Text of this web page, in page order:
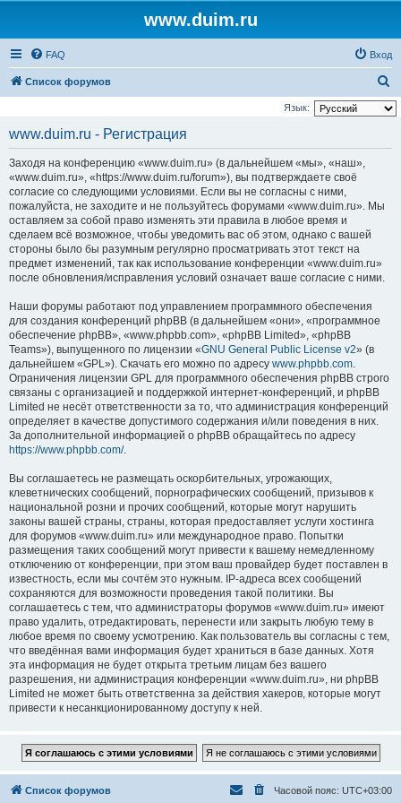
www.duim.ru
FAQ Вход
Список форумов
о
Язык:
www.duim.ru - Регистрация
Заходя на конференцию «www.duim.ru» (в дальнейшем «мы», «наш»,
«www.duim.ru», «https://www.duim.ru/forum»), вы подтверждаете своё
согласие со следующими условиями. Если вы не согласны с ними,
пожалуйста, не заходите и не пользуйтесь форумами «www.duim.ru». Мы
оставляем за собой право изменять эти правила в любое время и
сделаем всё возможное, чтобы уведомить вас об этом, однако с вашей
стороны было бы разумным регулярно просматривать этот текст на
предмет изменений, так как использование конференции «www.duim.ru»
после обновления/исправления условий означает ваше согласие с ними.
Наши форумы работают под управлением программного обеспечения
для создания конференций phpBB (в дальнейшем «они», «программное
обеспечение phpBB», «www.phpbb.com», «phpBB Limited», «phpBB
Teams»), выпущенного по лицензии «GNU General Public License v2» (в
дальнейшем «GPL»). Скачать его можно по адресу www.phpbb.com.
Ограничения лицензии GPL для программного обеспечения phpBB строго
связаны с организацией и поддержкой интернет-конференций, и phpBB
Limited не несёт ответственности за то, что администрация конференций
определяет в качестве допустимого содержания и/или поведения в них.
За дополнительной информацией о phpBB обращайтесь по адресу
https://www.phpbb.com/.
Вы соглашаетесь не размещать оскорбительных, угрожающих,
клеветнических сообщений, порнографических сообщений, призывов к
национальной розни и прочих сообщений, которые могут нарушить
законы вашей страны, страны, которая предоставляет услуги хостинга
для форумов «www.duim.ru» или международное право. Попытки
размещения таких сообщений могут привести к вашему немедленному
отключению от конференции, при этом ваш провайдер будет поставлен в
известность, если мы сочтём это нужным. IP-адреса всех сообщений
сохраняются для возможности проведения такой политики. Вы
соглашаетесь с тем, что администраторы форумов «www.duim.ru» имеют
право удалить, отредактировать, перенести или закрыть любую тему в
любое время по своему усмотрению. Как пользователь вы согласны с тем,
что введённая вами информация будет храниться в базе данных. Хотя
эта информация не будет открыта третьим лицам без вашего
разрешения, ни администрация конференции «www.duim.ru», ни phpBB
Limited не может быть ответственна за действия хакеров, которые могут
привести к несанкционированному доступу к ней.
Список форумов Часовой пояс: UTC+03:00